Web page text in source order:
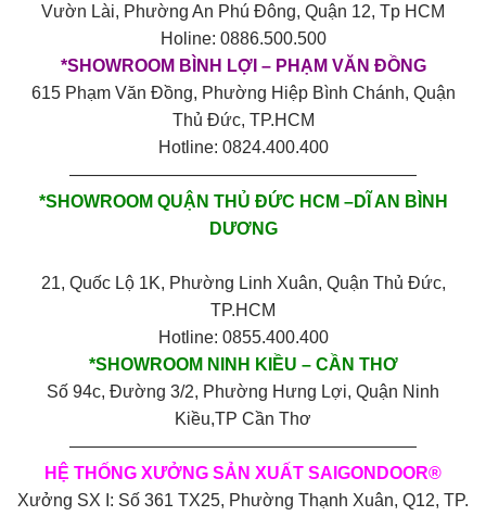
Vườn Lài, Phường An Phú Đông, Quận 12, Tp HCM
Holine: 0886.500.500
*SHOWROOM BÌNH LỢI – PHẠM VĂN ĐỒNG
615 Phạm Văn Đồng, Phường Hiệp Bình Chánh, Quận
Thủ Đức, TP.HCM
Hotline: 0824.400.400
————————————————————
*SHOWROOM QUẬN THỦ ĐỨC HCM –DĨ AN BÌNH
DƯƠNG
21, Quốc Lộ 1K, Phường Linh Xuân, Quận Thủ Đức,
TP.HCM
Hotline: 0855.400.400
*SHOWROOM NINH KIỀU – CẦN THƠ
Số 94c, Đường 3/2, Phường Hưng Lợi, Quận Ninh
Kiều,TP Cần Thơ
————————————————————
HỆ THỐNG XƯỞNG SẢN XUẤT SAIGONDOOR®
Xưởng SX I: Số 361 TX25, Phường Thạnh Xuân, Q12, TP.